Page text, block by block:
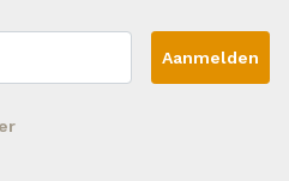
Aanmelden